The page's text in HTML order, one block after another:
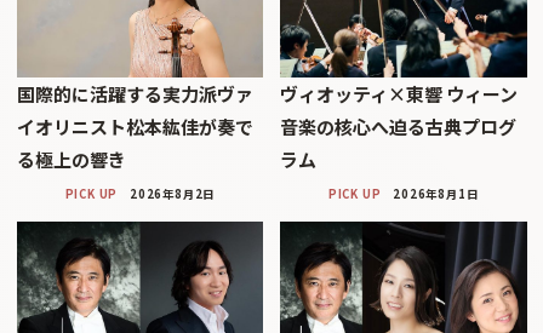
国際的に活躍する実力派ヴァ
イオリニスト松本紘佳が奏で
る極上の響き
PICK UP 2026年8月2日
ヴィオッティ×東響 ウィーン
音楽の核心へ迫る古典プログ
ラム
PICK UP 2026年8月1日